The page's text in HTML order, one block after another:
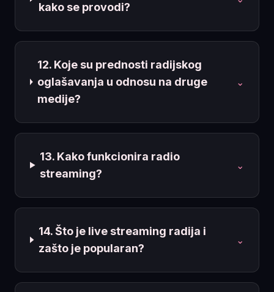
kako se provodi?
12. Koje su prednosti radijskog
oglašavanja u odnosu na druge
medije?
⌄
13. Kako funkcionira radio
streaming?
⌄
14. Što je live streaming radija i
zašto je popularan?
⌄